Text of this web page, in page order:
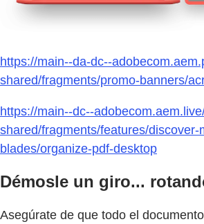
https://main--da-dc--
shared/fragments/promo-banners/
https://main--dc--
shared/fragments/features/discover-
blades/organize-pdf-desktop
Démosle un giro...
Asegúrate de que todo el